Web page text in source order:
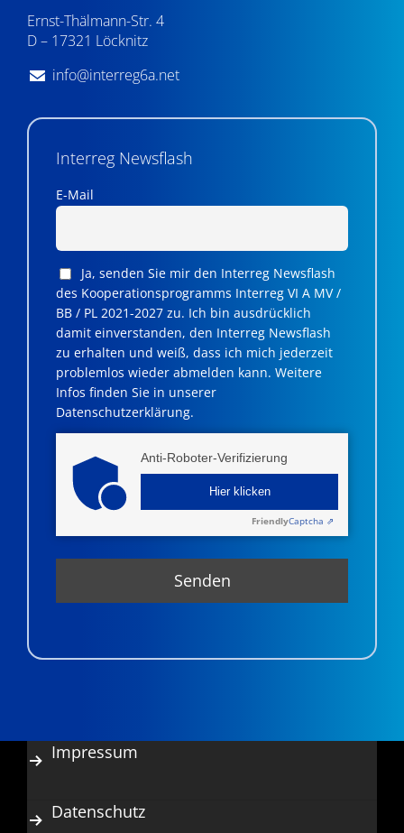
Ernst-Thälmann-Str. 4
D – 17321 Löcknitz
info@interreg6a.net
Interreg Newsflash
E-Mail
Ja, senden Sie mir den Interreg Newsflash
des Kooperationsprogramms Interreg VI A MV /
BB / PL 2021-2027 zu. Ich bin ausdrücklich
damit einverstanden, den Interreg Newsflash
zu erhalten und weiß, dass ich mich jederzeit
problemlos wieder abmelden kann. Weitere
Infos finden Sie in unserer
Datenschutzerklärung.
Anti-Roboter-Verifizierung
Hier klicken
FriendlyCaptcha ⇗
Impressum
Datenschutz